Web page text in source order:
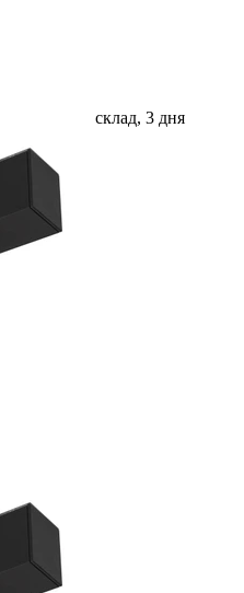
склад, 3 дня